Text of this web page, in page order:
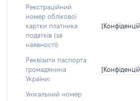
Реєстраційний
номер облікової
картки платника
податків (за
наявності):
Реквізити паспорта
громадянина
України:
Унікальний номер